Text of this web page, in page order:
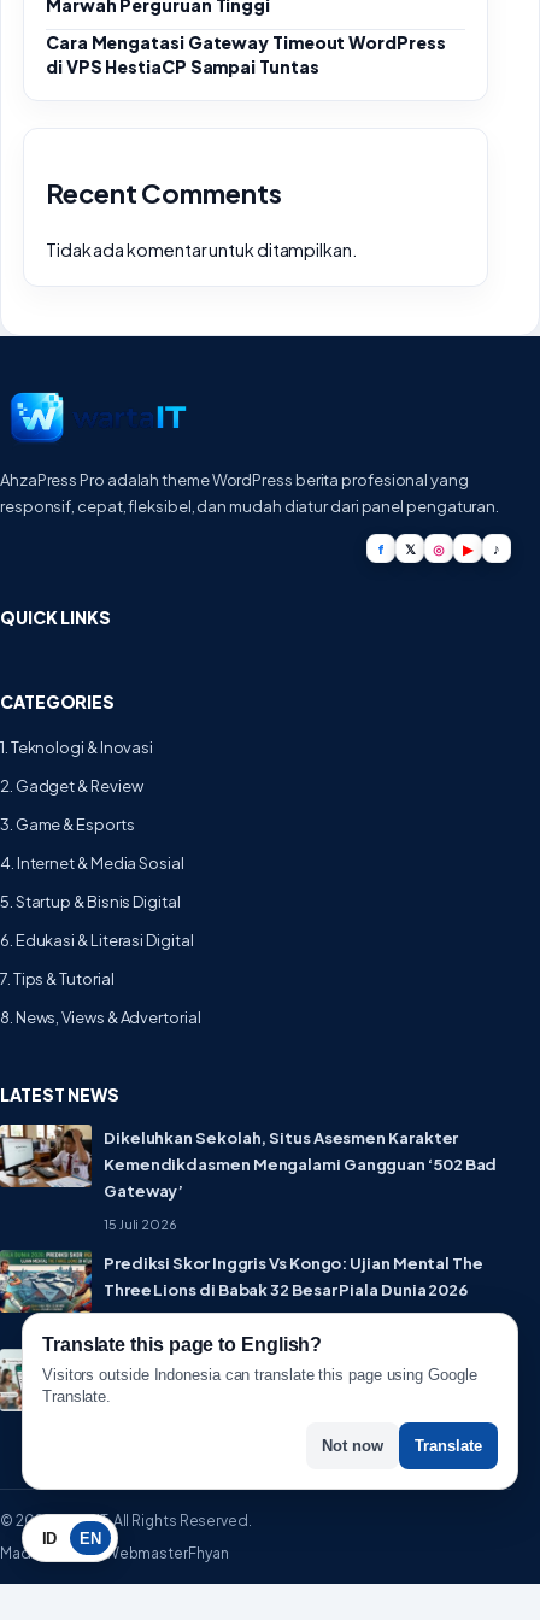
Marwah Perguruan Tinggi
Cara Mengatasi Gateway Timeout WordPress
di VPS HestiaCP Sampai Tuntas
Recent Comments
Tidak ada komentar untuk ditampilkan.
AhzaPress Pro adalah theme WordPress berita profesional yang
responsif, cepat, fleksibel, dan mudah diatur dari panel pengaturan.
f 𝕏 ◎ ▶ ♪
QUICK LINKS
CATEGORIES
1. Teknologi & Inovasi
2. Gadget & Review
3. Game & Esports
4. Internet & Media Sosial
5. Startup & Bisnis Digital
6. Edukasi & Literasi Digital
7. Tips & Tutorial
8. News, Views & Advertorial
LATEST NEWS
Dikeluhkan Sekolah, Situs Asesmen Karakter
Kemendikdasmen Mengalami Gangguan ‘502 Bad
Gateway’
15 Juli 2026
Prediksi Skor Inggris Vs Kongo: Ujian Mental The
Three Lions di Babak 32 Besar Piala Dunia 2026
Tak Perlu Lagi Sebar Nomor HP
© 2026 WartaIT. All Rights Reserved.
Made with ♥ by WebmasterFhyan
ID EN
Translate this page to English?
Visitors outside Indonesia can translate this page using Google
Translate.
Not now Translate